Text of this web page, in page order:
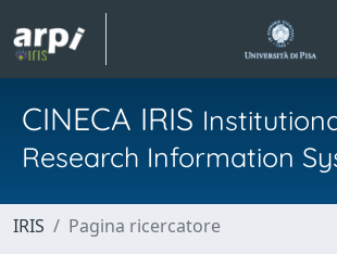
CINECA IRIS
Research Information
IRIS Pagina ricercatore